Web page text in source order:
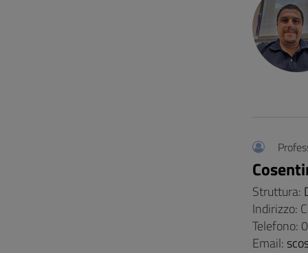
Struttura:
Indirizzo:
Telefono:
Email: